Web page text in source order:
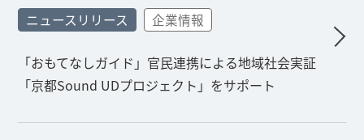
ニュースリリース 企業情報
「おもてなしガイド」官民連携による地域社会実証
「京都Sound UDプロジェクト」をサポート